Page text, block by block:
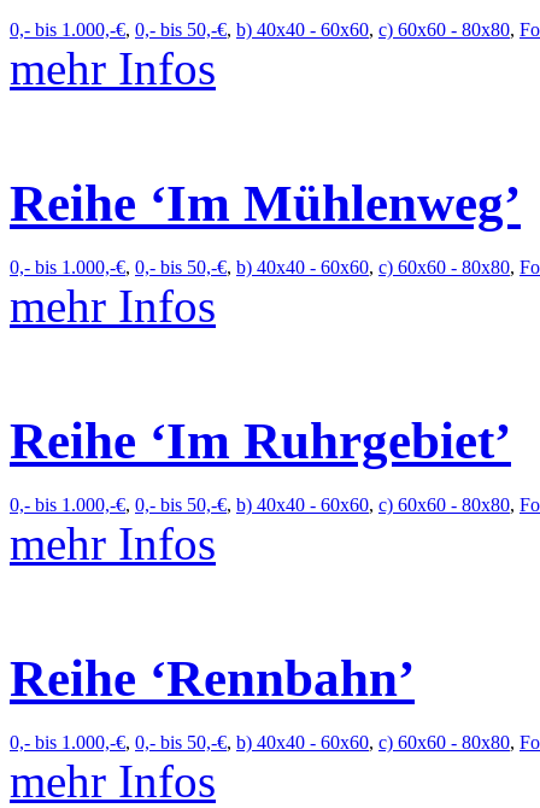
0,- bis 1.000,-€, 0,- bis 50,-€, b) 40x40 - 60x60, c) 60x60 - 80x80,
mehr Infos
Reihe ‘Im Mühlenweg’
0,- bis 1.000,-€, 0,- bis 50,-€, b) 40x40 - 60x60, c) 60x60 - 80x80,
mehr Infos
Reihe ‘Im Ruhrgebiet’
0,- bis 1.000,-€, 0,- bis 50,-€, b) 40x40 - 60x60, c) 60x60 - 80x80,
mehr Infos
Reihe ‘Rennbahn’
0,- bis 1.000,-€, 0,- bis 50,-€, b) 40x40 - 60x60, c) 60x60 - 80x80,
mehr Infos